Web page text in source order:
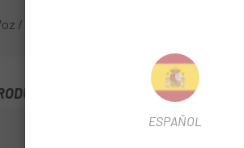
/ 500ml
SIMILARES
ESPAÑOL